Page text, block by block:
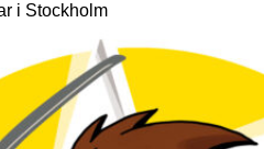
i Stockholm